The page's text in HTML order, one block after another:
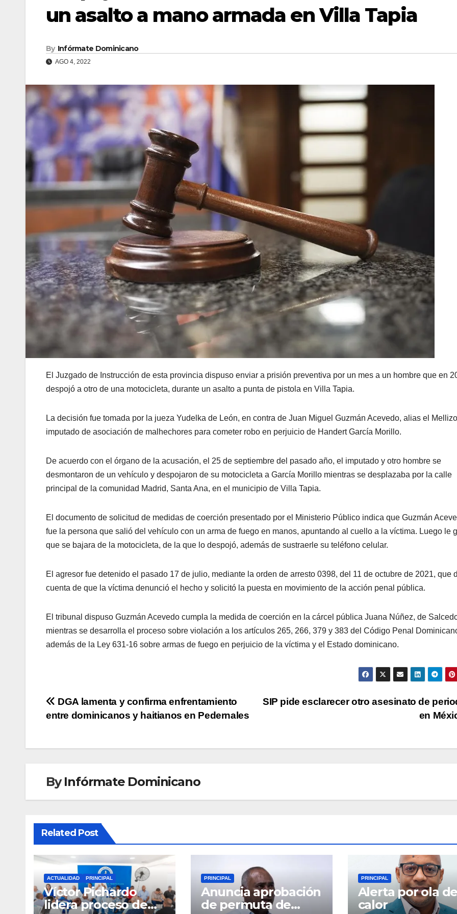
un asalto a mano armada en Villa Tapia
By Infórmate Dominicano
AGO 4, 2022
El Juzgado de Instrucción de esta provincia dispuso enviar a prisión preventiva por un mes a un hombre que en
despojó a otro de una motocicleta, durante un asalto a punta de pistola en Villa Tapia.
La decisión fue tomada por la jueza Yudelka de León, en contra de Juan Miguel Guzmán Acevedo, alias el
imputado de asociación de malhechores para cometer robo en perjuicio de Handert García Morillo.
De acuerdo con el órgano de la acusación, el 25 de septiembre del pasado año, el imputado y otro hombre se
desmontaron de un vehículo y despojaron de su motocicleta a García Morillo mientras se desplazaba por la calle
principal de la comunidad Madrid, Santa Ana, en el municipio de Villa Tapia.
El documento de solicitud de medidas de coerción presentado por el Ministerio Público indica que Guzmán
fue la persona que salió del vehículo con un arma de fuego en manos, apuntando al cuello a la víctima. Luego le
que se bajara de la motocicleta, de la que lo despojó, además de sustraerle su teléfono celular.
El agresor fue detenido el pasado 17 de julio, mediante la orden de arresto 0398, del 11 de octubre de 2021, que
cuenta de que la víctima denunció el hecho y solicitó la puesta en movimiento de la acción penal pública.
El tribunal dispuso Guzmán Acevedo cumpla la medida de coerción en la cárcel pública Juana Núñez, de
mientras se desarrolla el proceso sobre violación a los artículos 265, 266, 379 y 383 del Código Penal
además de la Ley 631-16 sobre armas de fuego en perjuicio de la víctima y el Estado dominicano.
Navegación
entradas
SIP pide esclarecer otro asesinato de
en
DGA lamenta y confirma enfrentamiento
entre dominicanos y haitianos en Pedernales
ByInfórmate Dominicano
Related Post
ACTUALIDAD PRINCIPAL
Víctor Pichardo
lidera proceso de
PRINCIPAL
Anuncia aprobación
de permuta de
PRINCIPAL
Alerta por ola de
calor